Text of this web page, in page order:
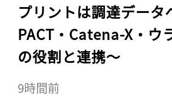
プリントは調達データ
PACT・Catena-X・ウ
の役割と連携〜
9時間前